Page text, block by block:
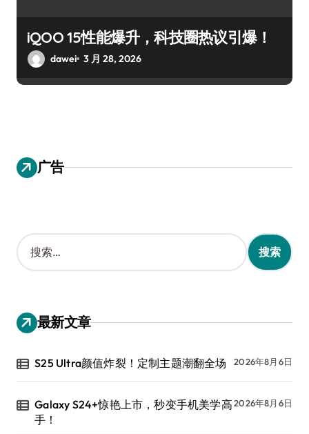
iQOO 15性能爆升，科技圈热议引爆！
dawei 3 月 28, 2026
广告
搜
索
：
最新文章
S25 Ultra颜值炸裂！定制主题潮翻全场 2026年8月6日
Galaxy S24+惊艳上市，秒变手机美学高
手！
2026年8月6日